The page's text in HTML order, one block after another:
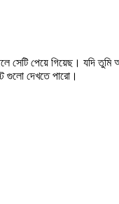
পেয়ে গিয়েছ। যদি
গুলো দেখতে পারো।